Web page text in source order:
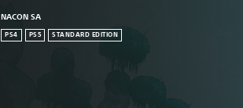
NACON SA
PS4 PS5 STANDARD EDITION